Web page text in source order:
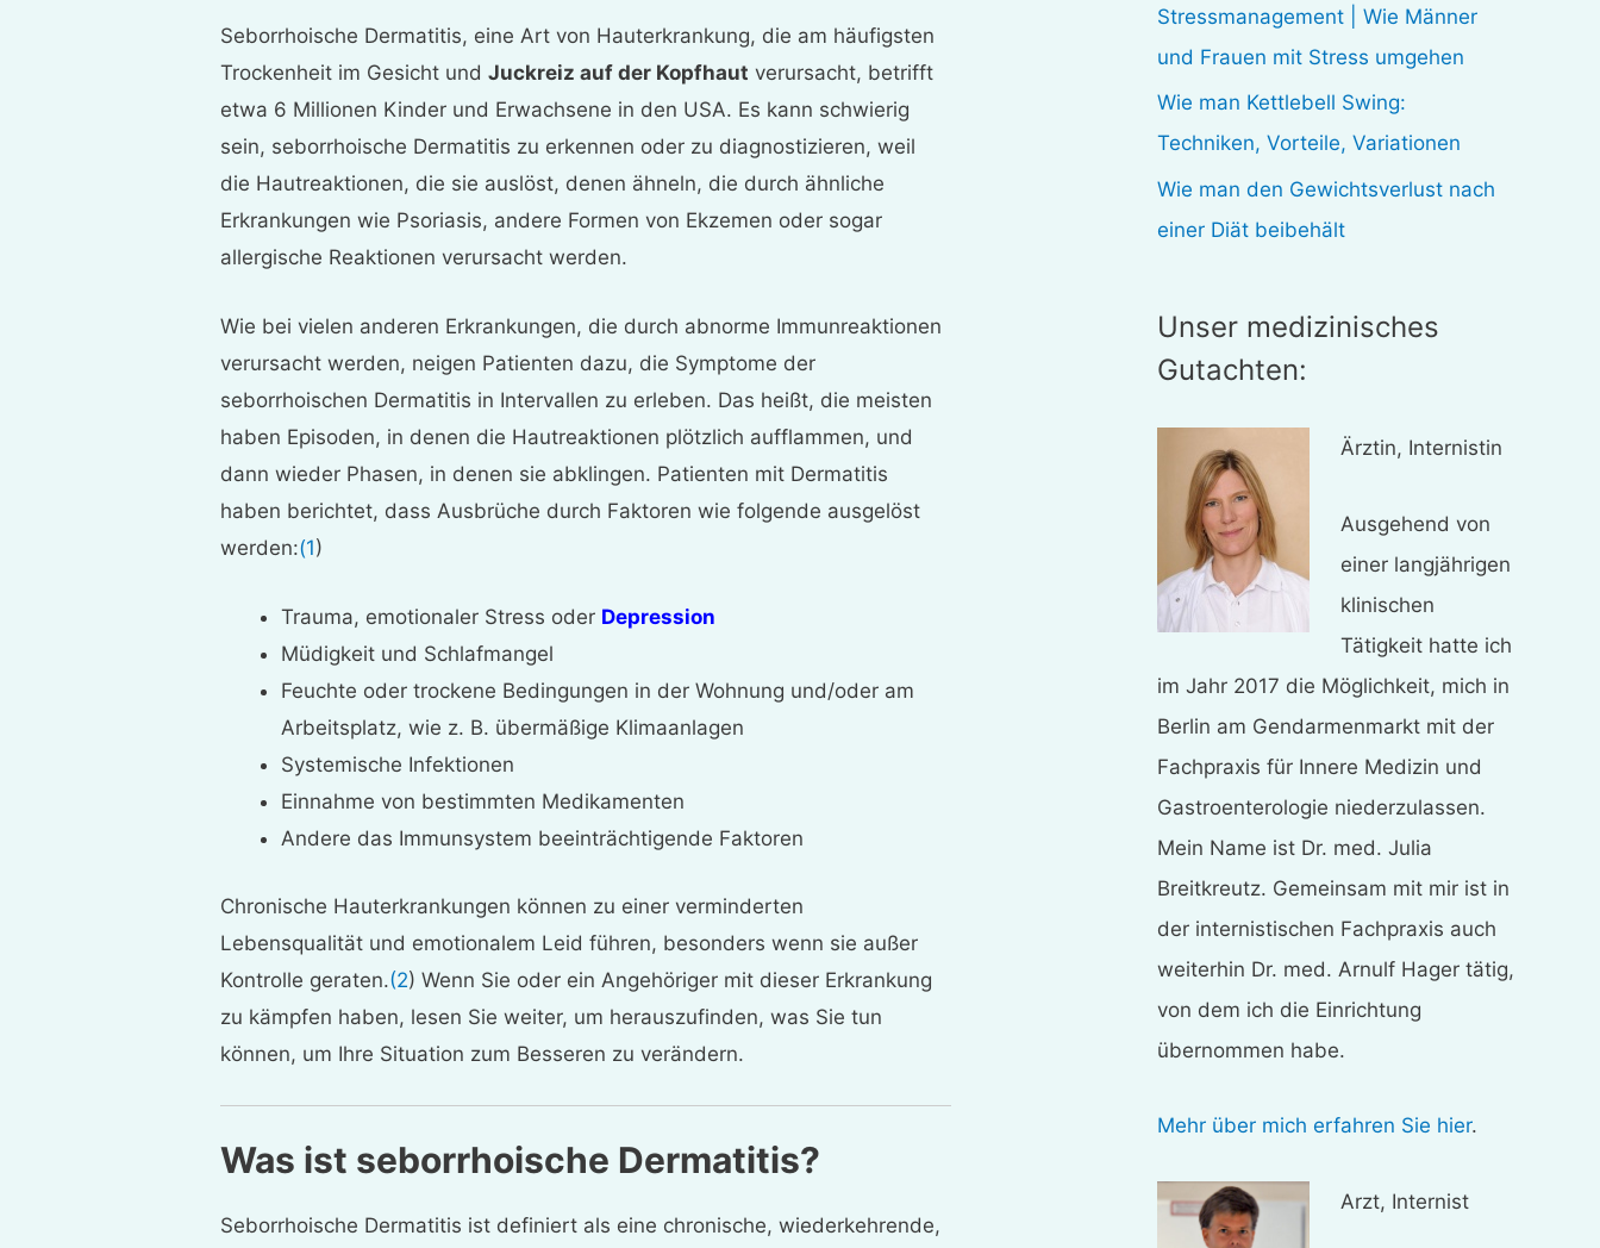
Seborrhoische Dermatitis, eine Art von Hauterkrankung, die am häufigsten
Trockenheit im Gesicht undJuckreiz auf der Kopfhaut verursacht, betrifft
etwa 6 Millionen Kinder und Erwachsene in den USA. Es kann schwierig
sein, seborrhoische Dermatitis zu erkennen oder zu diagnostizieren, weil
die Hautreaktionen, die sie auslöst, denen ähneln, die durch ähnliche
Erkrankungen wie Psoriasis, andere Formen von Ekzemen oder sogar
allergische Reaktionen verursacht werden.
Wie bei vielen anderen Erkrankungen, die durch abnorme Immunreaktionen
verursacht werden, neigen Patienten dazu, die Symptome der
seborrhoischen Dermatitis in Intervallen zu erleben. Das heißt, die meisten
haben Episoden, in denen die Hautreaktionen plötzlich aufflammen, und
dann wieder Phasen, in denen sie abklingen. Patienten mit Dermatitis
haben berichtet, dass Ausbrüche durch Faktoren wie folgende ausgelöst
werden:(1)
Trauma, emotionaler Stress oder Depression
Müdigkeit und Schlafmangel
Feuchte oder trockene Bedingungen in der Wohnung und/oder am
Arbeitsplatz, wie z. B. übermäßige Klimaanlagen
Systemische Infektionen
Einnahme von bestimmten Medikamenten
Andere das Immunsystem beeinträchtigende Faktoren
Chronische Hauterkrankungen können zu einer verminderten
Lebensqualität und emotionalem Leid führen, besonders wenn sie außer
Kontrolle geraten.(2) Wenn Sie oder ein Angehöriger mit dieser Erkrankung
zu kämpfen haben, lesen Sie weiter, um herauszufinden, was Sie tun
können, um Ihre Situation zum Besseren zu verändern.
Was ist seborrhoische Dermatitis?
Seborrhoische Dermatitis ist definiert als eine chronische, wiederkehrende,
:Stressmanagement | Wie Männer
und Frauen mit Stress umgehen
Wie man Kettlebell Swing:
Techniken, Vorteile, Variationen
Wie man den Gewichtsverlust nach
einer Diät beibehält
Unser medizinisches
Gutachten:
Ärztin, Internistin
Ausgehend von
einer langjährigen
klinischen
Tätigkeit hatte ich
im Jahr 2017 die Möglichkeit, mich in
Berlin am Gendarmenmarkt mit der
Fachpraxis für Innere Medizin und
Gastroenterologie niederzulassen.
Mein Name ist Dr. med. Julia
Breitkreutz. Gemeinsam mit mir ist in
der internistischen Fachpraxis auch
weiterhin Dr. med. Arnulf Hager tätig,
von dem ich die Einrichtung
übernommen habe.
Mehr über mich erfahren Sie hier.
Arzt, Internist